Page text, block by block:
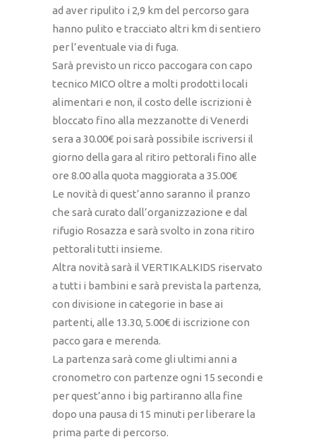
ad aver ripulito i 2,9 km del percorso gara
hanno pulito e tracciato altri km di sentiero
per l’eventuale via di fuga.
Sarà previsto un ricco paccogara con capo
tecnico MICO oltre a molti prodotti locali
alimentari e non, il costo delle iscrizioni è
bloccato fino alla mezzanotte di Venerdi
sera a 30.00€ poi sarà possibile iscriversi il
giorno della gara al ritiro pettorali fino alle
ore 8.00 alla quota maggiorata a 35.00€
Le novità di quest’anno saranno il pranzo
che sarà curato dall’organizzazione e dal
rifugio Rosazza e sarà svolto in zona ritiro
pettorali tutti insieme.
Altra novità sarà il VERTIKALKIDS riservato
a tutti i bambini e sarà prevista la partenza,
con divisione in categorie in base ai
partenti, alle 13.30, 5.00€ di iscrizione con
pacco gara e merenda.
La partenza sarà come gli ultimi anni a
cronometro con partenze ogni 15 secondi e
per quest’anno i big partiranno alla fine
dopo una pausa di 15 minuti per liberare la
prima parte di percorso.